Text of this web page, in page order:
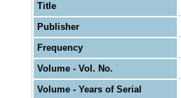
Title
Publisher
Frequency
Volume - Vol. No.
Volume - Years of Serial